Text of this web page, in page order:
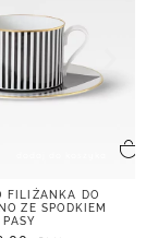
FILIŻANKA DO
ZE SPODKIEM
PASY